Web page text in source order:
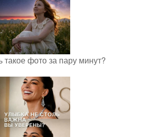
такое фото за пару минут?